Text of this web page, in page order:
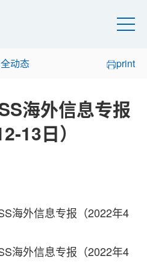
动态 print
海外信息专报
13日）
海外信息专报（2022年4
海外信息专报（2022年4